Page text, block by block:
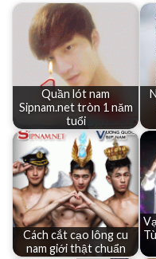
Quần lót nam
Sipnam.net tròn 1 năm
tuổi
Cách cắt cạo lông cu
nam giới thật chuẩn